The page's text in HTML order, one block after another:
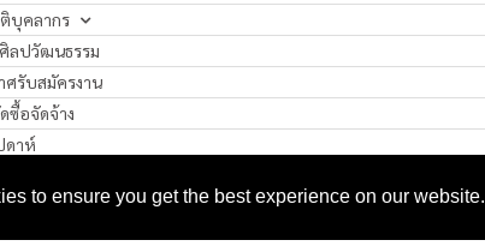
to ensure you get the best experience on our website.
ติบุคลากร
ลปวัฒนธรรม
ศรับสมัครงาน
ซื้อจัดจ้าง
ดาห์